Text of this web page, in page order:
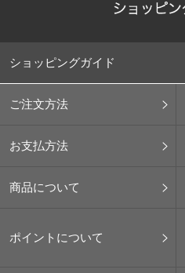
ショッピングガイド
ご注文方法
お支払方法
商品について
ポイントについて